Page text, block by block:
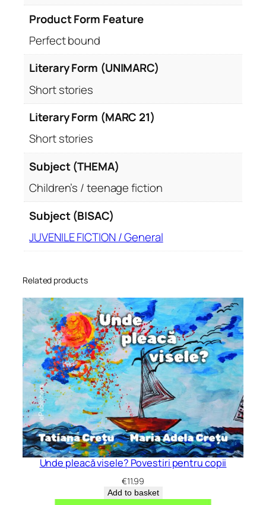
Product Form Feature
Perfect bound
Literary Form (UNIMARC)
Short stories
Literary Form (MARC 21)
Short stories
Subject (THEMA)
Children’s / teenage fiction
Subject (BISAC)
JUVENILE FICTION / General
Related products
Unde pleacă visele? Povestiri pentru copii
€11.99
Add to basket